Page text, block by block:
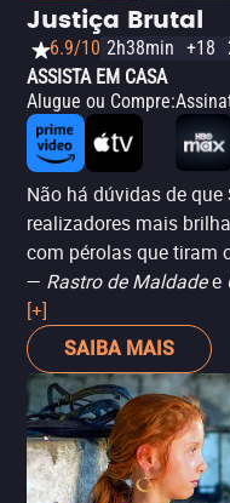
Justiça Brutal
6.9/10 2h38min +18
ASSISTA EM CASA
Alugue ou Compre:
Não há dúvidas de que
realizadores mais
com pérolas que tiram
— Rastro de Maldadee
execuções
como diretor, Zahler
Justiça Brutal(ou
título original do
dupla de policiais (Mel
excepcionais) que são
acabam encontrando
[+]
SAIBA MAIS